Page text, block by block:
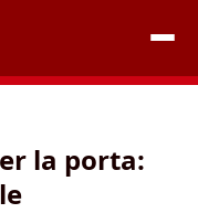
la porta: